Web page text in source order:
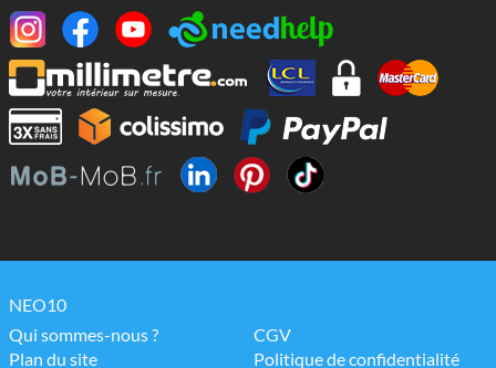
NEO10
Qui sommes-nous ?
Plan du site
CGV
Politique de confidentialité